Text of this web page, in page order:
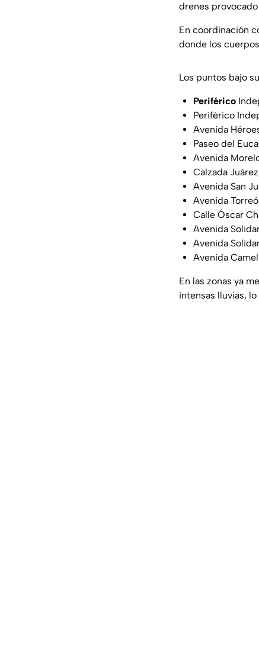
drenes
En coordinación
donde los
Los puntos bajo
Periférico
Periférico
Avenida
Paseo del
Avenida
Calzada
Avenida San
Avenida
Calle Óscar
Avenida
Avenida
Avenida
En las zonas ya
intensas lluvias,